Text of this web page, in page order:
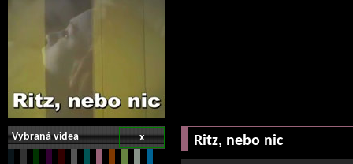
x
Vybraná videa Ritz, nebo nic